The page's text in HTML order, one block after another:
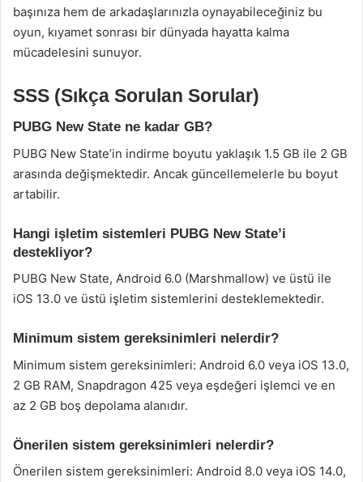
başınıza hem de arkadaşlarınızla oynayabileceğiniz bu
oyun, kıyamet sonrası bir dünyada hayatta kalma
mücadelesini sunuyor.
SSS (Sıkça Sorulan Sorular)
PUBG New State ne kadar GB?
PUBG New State’in indirme boyutu yaklaşık 1.5 GB ile 2 GB
arasında değişmektedir. Ancak güncellemelerle bu boyut
artabilir.
Hangi işletim sistemleri PUBG New State’i
destekliyor?
PUBG New State, Android 6.0 (Marshmallow) ve üstü ile
iOS 13.0 ve üstü işletim sistemlerini desteklemektedir.
Minimum sistem gereksinimleri nelerdir?
Minimum sistem gereksinimleri: Android 6.0 veya iOS 13.0,
2 GB RAM, Snapdragon 425 veya eşdeğeri işlemci ve en
az 2 GB boş depolama alanıdır.
Önerilen sistem gereksinimleri nelerdir?
Önerilen sistem gereksinimleri: Android 8.0 veya iOS 14.0,